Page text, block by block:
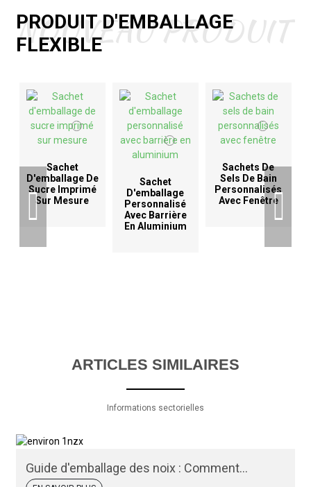
PRODUIT D'EMBALLAGE
FLEXIBLE
NOUVEAU PRODUIT
Sachet
D'emballage De
Sucre Imprimé
Sur Mesure
Sachet
D'emballage
Personnalisé
Avec Barrière
En Aluminium
Sachets De
Sels De Bain
Personnalisés
Avec Fenêtre
ARTICLES SIMILAIRES
Informations sectorielles
Guide d'emballage des noix : Comment
conserver la fraîcheur et l'attrait de vos noix